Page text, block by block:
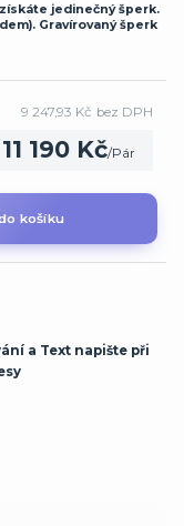
jedinečný šperk.
Gravírovaný šperk
11 190 Kč/Pár
9 247,93 Kč bez DPH
košíku
a Text napište při